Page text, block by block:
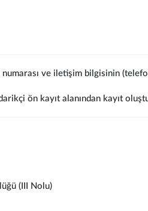
ve iletişim bilgisinin
ön kayıt alanından kayıt
(III Nolu)